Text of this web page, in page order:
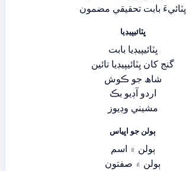
ڀٽائيءَ بابت تحقيقي مضمون
ڀٽائيپيڊيا
ڀٽائيپيڊيا بابت
گنج کان ڀٽائيپيڊيا تائين
شاھ جو ڪوش
اردو آڊيو بڪ
مشيني وڊيوز
ٻولن جو اڀياس
ٻولن ۾ اسم
ٻولن ۾ صفتون